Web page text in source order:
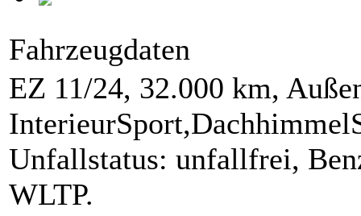
Fahrzeugdaten
EZ 11/24, 32.000 km,
Unfallstatus: unfallfrei,
WLTP.